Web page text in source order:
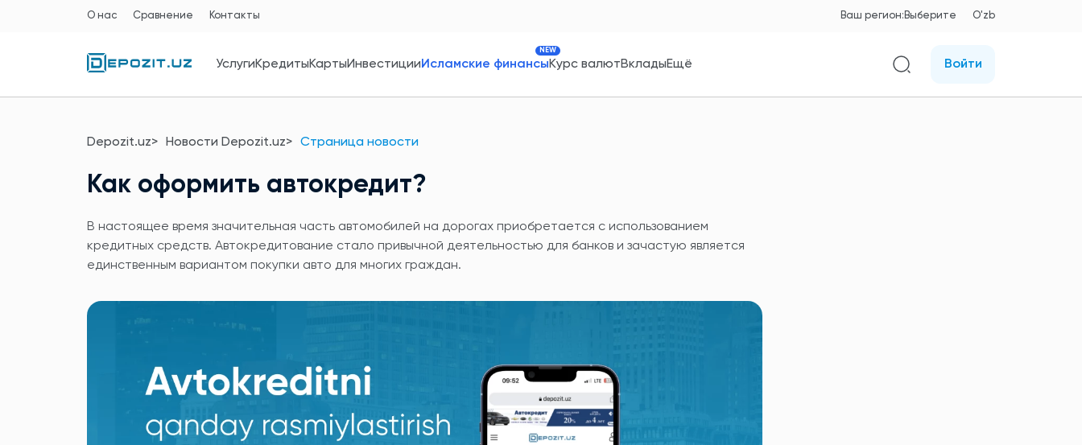
О нас Сравнение Контакты Ваш регион: Выберите O'zb
УслугиКредитыКартыИнвестицииИсламские финансы
NEW
Курс валютВкладыЕщё Войти
Depozit.uz Новости Depozit.uz Страница новости
Как оформить автокредит?
В настоящее время значительная часть автомобилей на дорогах приобретается с использованием
кредитных средств. Автокредитование стало привычной деятельностью для банков и зачастую является
единственным вариантом покупки авто для многих граждан.